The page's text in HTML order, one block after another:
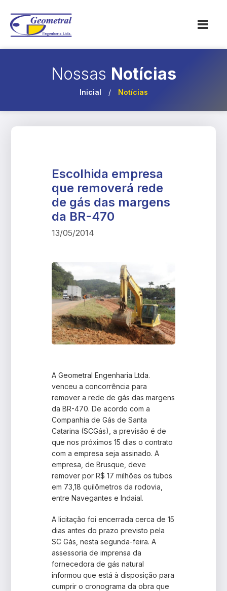
Nossas Notícias
Inicial / Notícias
Escolhida empresa
que removerá rede
de gás das margens
da BR-470
13/05/2014
A Geometral Engenharia Ltda.
venceu a concorrência para
remover a rede de gás das margens
da BR-470. De acordo com a
Companhia de Gás de Santa
Catarina (SCGás), a previsão é de
que nos próximos 15 dias o contrato
com a empresa seja assinado. A
empresa, de Brusque, deve
remover por R$ 17 milhões os tubos
em 73,18 quilômetros da rodovia,
entre Navegantes e Indaial.
A licitação foi encerrada cerca de 15
dias antes do prazo previsto pela
SC Gás, nesta segunda-feira. A
assessoria de imprensa da
fornecedora de gás natural
informou que está à disposição para
cumprir o cronograma da obra que